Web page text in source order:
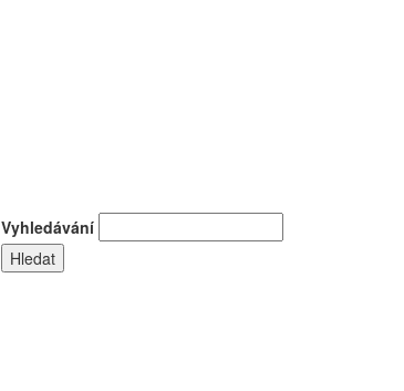
Vyhledávání